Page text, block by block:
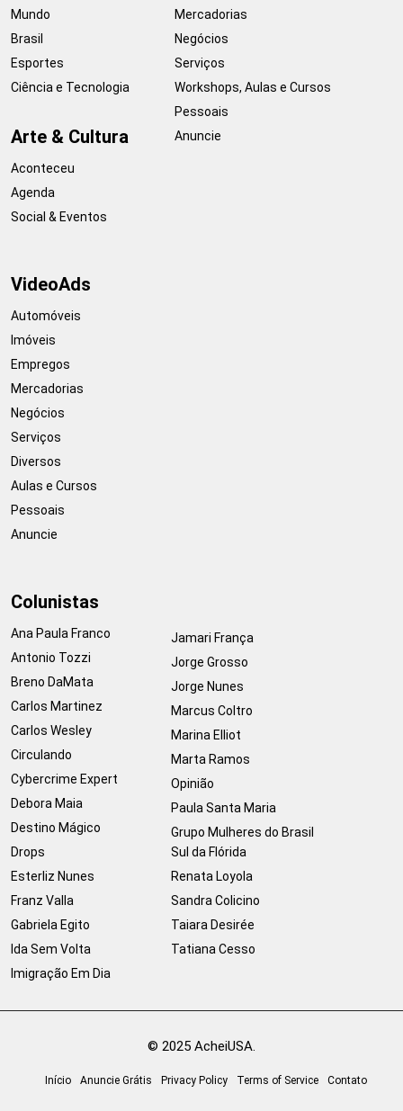
Mundo
Brasil
Esportes
Ciência e Tecnologia
Arte & Cultura
Aconteceu
Agenda
Social & Eventos
Mercadorias
Negócios
Serviços
Workshops, Aulas e Cursos
Pessoais
Anuncie
VideoAds
Automóveis
Imóveis
Empregos
Mercadorias
Negócios
Serviços
Diversos
Aulas e Cursos
Pessoais
Anuncie
Colunistas
Ana Paula Franco
Antonio Tozzi
Breno DaMata
Carlos Martinez
Carlos Wesley
Circulando
Cybercrime Expert
Debora Maia
Destino Mágico
Drops
Esterliz Nunes
Franz Valla
Gabriela Egito
Ida Sem Volta
Imigração Em Dia
Jamari França
Jorge Grosso
Jorge Nunes
Marcus Coltro
Marina Elliot
Marta Ramos
Opinião
Paula Santa Maria
Grupo Mulheres do Brasil
Sul da Flórida
Renata Loyola
Sandra Colicino
Taiara Desirée
Tatiana Cesso
© 2025 AcheiUSA.
Início Anuncie Grátis Privacy Policy Terms of Service Contato